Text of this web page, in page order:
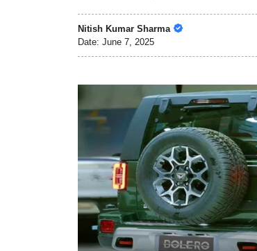
Nitish Kumar Sharma
Date: June 7, 2025